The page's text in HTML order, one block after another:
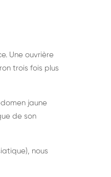
Une ouvrière
trois fois plus
jaune
de son
nous